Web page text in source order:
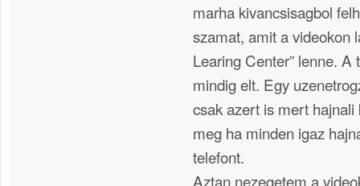
marha kivancsisagbol
szamat, amit a videokon
Learing Center” lenne.
mindig elt. Egy
csak azert is mert
meg ha minden igaz
telefont.
Aztan nezegetem a